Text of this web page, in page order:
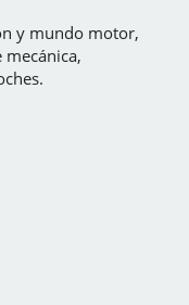
y mundo motor,